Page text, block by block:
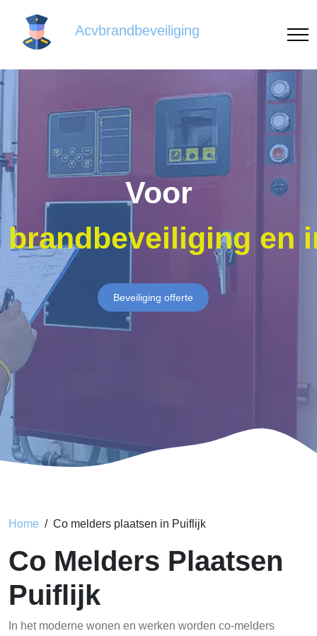
Acvbrandbeveiliging
Voor
brandbeveiliging en
Beveiliging offerte
Home Co melders plaatsen in Puiflijk
Co Melders Plaatsen
Puiflijk
In het moderne wonen en werken worden co-melders